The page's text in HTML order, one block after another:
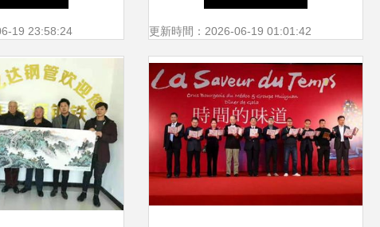
展演旬陽專場完
落幕
19 23:58:24 更新時間：2026-06-19 01:01:42